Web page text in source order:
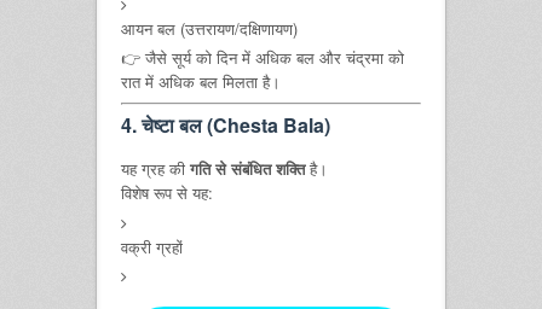
आयन बल (उत्तरायण/दक्षिणायण)
👉 जैसे सूर्य को दिन में अधिक बल और चंद्रमा को
रात में अधिक बल मिलता है।
4. चेष्टा बल (Chesta Bala)
यह ग्रह की गति से संबंधित शक्तिहै।
विशेष रूप से यह:
वक्री ग्रहों